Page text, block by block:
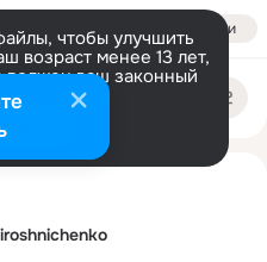
Войти
чтобы улучшить
возраст менее 13 лет,
ваш законный